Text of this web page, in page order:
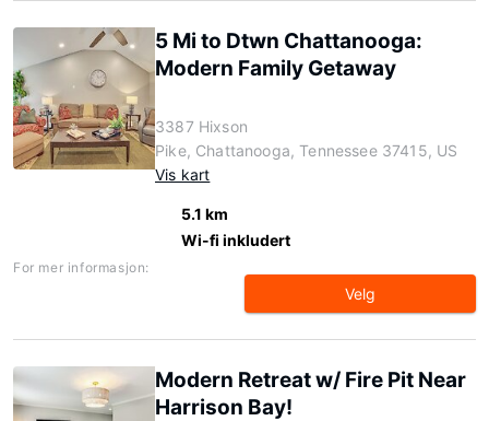
5 Mi to Dtwn Chattanooga:
Modern Family Getaway
3387 Hixson
Pike, Chattanooga, Tennessee 37415, US
Vis kart
5.1 km
Wi-fi inkludert
For mer informasjon:
Velg
Modern Retreat w/ Fire Pit Near
Harrison Bay!